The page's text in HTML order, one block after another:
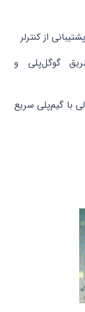
از کنترلر
گوگل‌پلی و
با گیم‌پلی سریع